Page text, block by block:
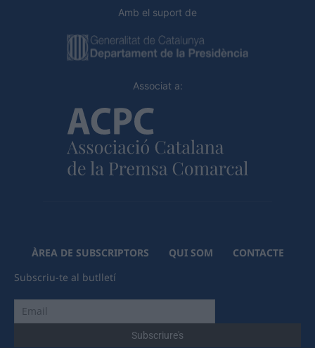
Amb el suport de
Associat a:
ÀREA DE SUBSCRIPTORS QUI SOM
CONTACTE
Subscriu-te al butlletí